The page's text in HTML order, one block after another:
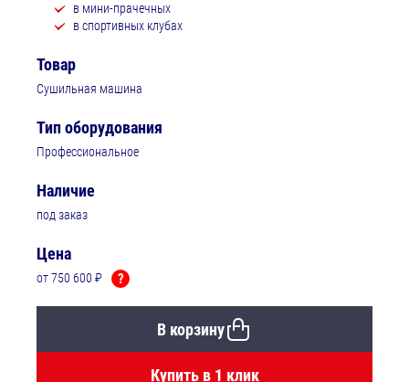
в мини-прачечных
в спортивных клубах
Товар
Сушильная машина
Тип оборудования
Профессиональное
Наличие
под заказ
Цена
от 750 600 ₽ ?
В корзину
Купить в 1 клик